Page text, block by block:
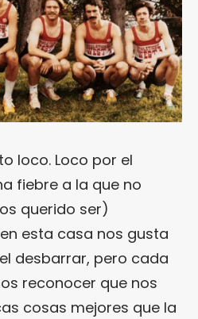
loco. Loco por el
fiebre a la que no
querido ser)
esta casa nos gusta
desbarrar, pero cada
reconocer que nos
cosas mejores que la